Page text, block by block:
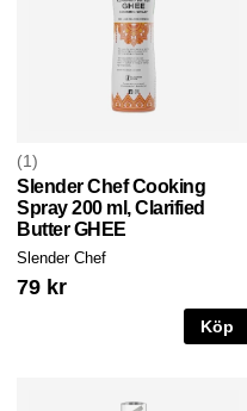
1
Slender Chef Cooking
Spray 200 ml, Clarified
Butter GHEE
Slender Chef
79 kr
Köp